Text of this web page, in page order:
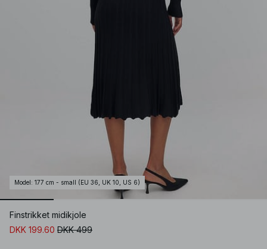
Model : 177 cm - small (EU 36, UK 10, US 6)
Finstrikket midikjole
DKK 199.60 DKK 499